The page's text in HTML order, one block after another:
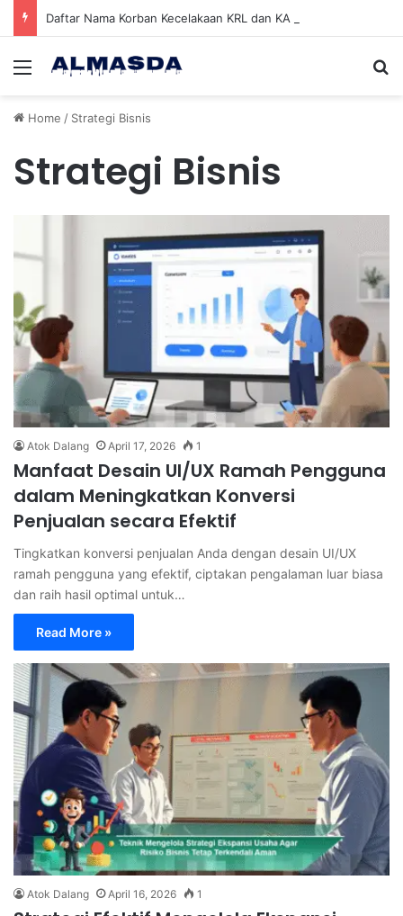
Menu
Home / Strategi Bisnis
Strategi Bisnis
Atok Dalang April 17, 2026 1
Manfaat Desain UI/UX Ramah Pengguna
dalam Meningkatkan Konversi
Penjualan secara Efektif
Tingkatkan konversi penjualan Anda dengan desain UI/UX
ramah pengguna yang efektif, ciptakan pengalaman luar biasa
dan raih hasil optimal untuk…
Read More »
Atok Dalang April 16, 2026 1